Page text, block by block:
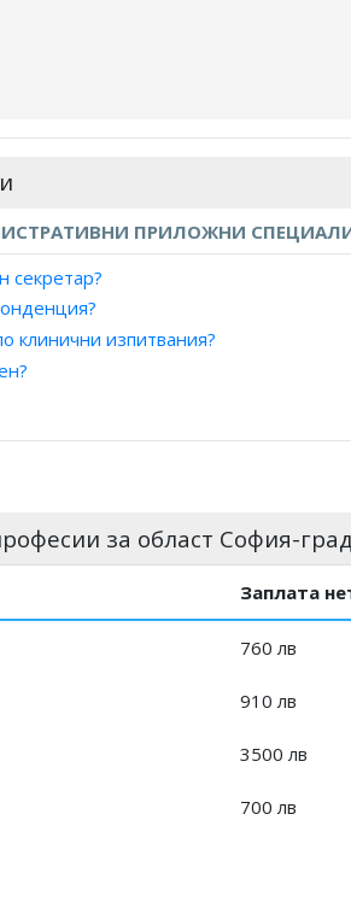
ПРИЛОЖНИ
секретар?
клинични изпитвания?
офис?
съвет?
за област София-град
Заплата
760 лв
910 лв
3500 лв
700 лв